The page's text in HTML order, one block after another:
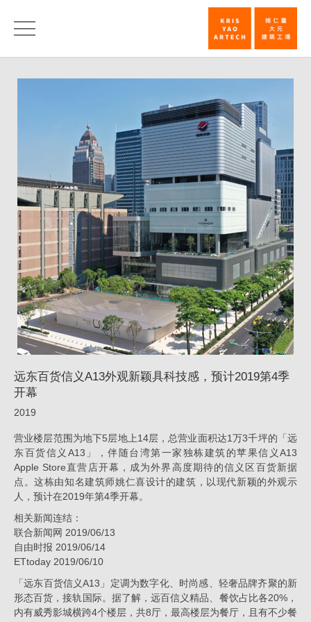
远
东
百
货
信
义
A13
外
观
新
颖
具
科
技
感，
预
第
4
季
息
|
消
远东百货信义A13外观新颖具科技感，预计2019第4季
开幕
2019
营业楼层范围为地下5层地上14层，总营业面积达1万3千坪的「远
东百货信义A13」，伴随台湾第一家独栋建筑的苹果信义A13
Apple Store直营店开幕，成为外界高度期待的信义区百货新据
点。这栋由知名建筑师姚仁喜设计的建筑，以现代新颖的外观示
人，预计在2019年第4季开幕。
相关新闻连结：
联合新闻网 2019/06/13
自由时报 2019/06/14
ETtoday 2019/06/10
「远东百货信义A13」定调为数字化、时尚感、轻奢品牌齐聚的新
形态百货，接轨国际。据了解，远百信义精品、餐饮占比各20%，
内有威秀影城横跨4个楼层，共8厅，最高楼层为餐厅，且有不少餐